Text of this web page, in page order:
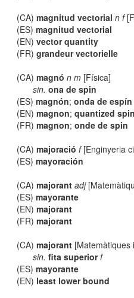
(CA)magnitud vectorial n f
(ES)magnitud vectorial
(EN)vector quantity
(FR)grandeur vectorielle
(CA)magnó n m [Física]
sin. ona de spin
(ES)magnón;onda de espín
(EN)magnon;quantized
(FR)magnon;onde de spin
(CA)majoració f[Enginyeria
(ES)mayoración
(CA)majorant adj
(ES)mayorante
(EN)majorant
(FR)majorant
(CA)majorant [Matemàtiques
sin. fita superior f
(ES)mayorante
(EN) least lower bound